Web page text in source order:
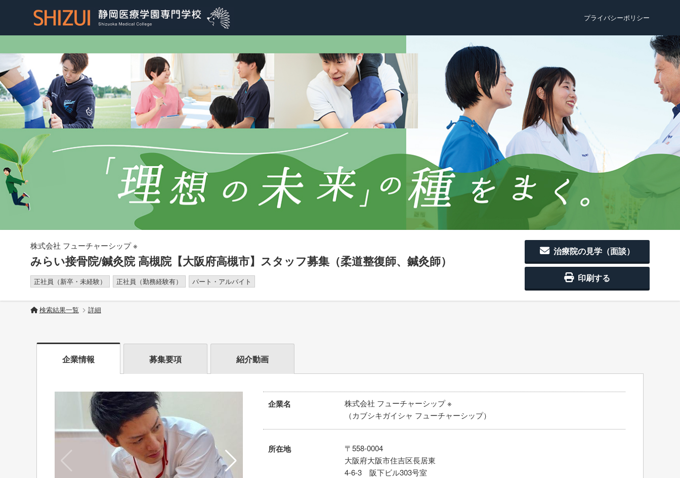
プライバシーポリシー
株式会社 フューチャーシップ ※
みらい接骨院/鍼灸院 高槻院【大阪府高槻市】スタッフ募集（柔道整復師、鍼灸師）
正社員（新卒・未経験） 正社員（勤務経験有） パート・アルバイト
治療院の見学（面談）
印刷する
検索結果一覧 詳細
企業情報 募集要項 紹介動画
企業名
株式会社 フューチャーシップ ※
（カブシキガイシャ フューチャーシップ）
所在地
〒558-0004
大阪府大阪市住吉区長居東
4-6-3 阪下ビル303号室